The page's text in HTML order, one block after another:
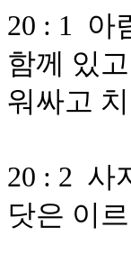
20 : 1 아
함께 있
워싸고 치
20 : 2 사
닷은 이르